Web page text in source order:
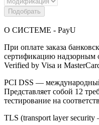
Подобрать
О СИСТЕМЕ - PayU
При оплате заказа
сертификацию надзорным
Verified by Visa и
PCI DSS — международный
Представляет собой 12
тестирование на
TLS (transport layer